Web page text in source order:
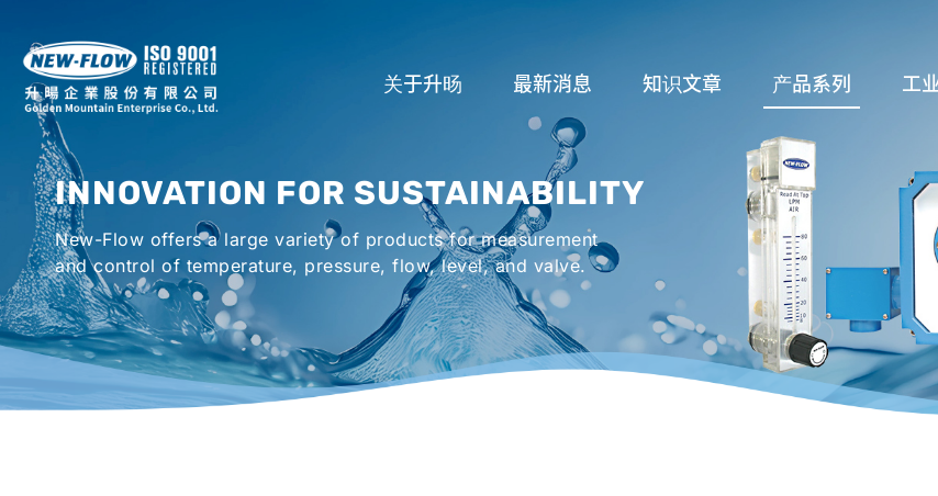
关于升旸
所在地
全球代理商
最新消息 知识文章
流量计应用完整解析
液位计的种类及运作
压力开关
产品系列
流量系列
液位系列
温度系列
压力系列
阀件系列
配件系列
工
润
冷却
烤箱及
机械密
紧急淋
INNOVATION FOR SUSTAINABILITY
New-Flow offers a large variety of products for measurement
and control of temperature, pressure, flow, level, and valve.